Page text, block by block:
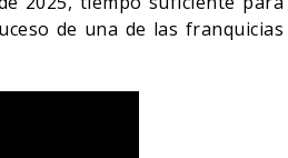
de una de las franquicias